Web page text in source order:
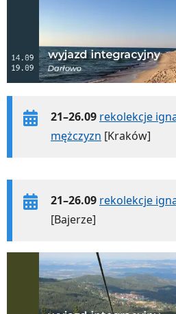
21–26.09 rekolekcje
mężczyzn [Kraków]
21–26.09 rekolekcje
[Bajerze]